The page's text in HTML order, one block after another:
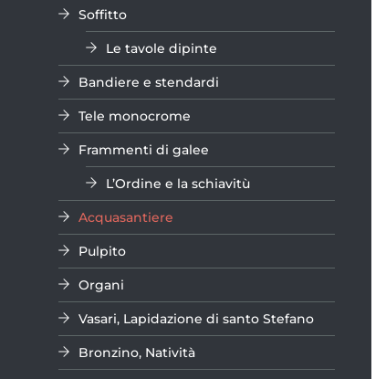
Soffitto
Le tavole dipinte
Bandiere e stendardi
Tele monocrome
Frammenti di galee
L’Ordine e la schiavitù
Acquasantiere
Pulpito
Organi
Vasari, Lapidazione di santo Stefano
Bronzino, Natività